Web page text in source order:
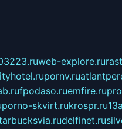
web-explore.ru
pornv.ru
fpodaso.ruemfire.ru
porno-skvirt.rukrospr.ru
delfinet.ru